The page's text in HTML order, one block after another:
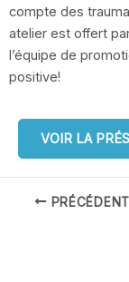
compte des
atelier est offert
l’équipe de
positive!
VOIR LA
Navigation
PRÉCÉDENT